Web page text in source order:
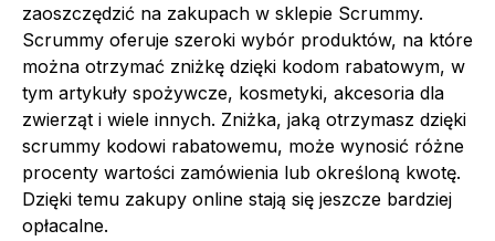
zaoszczędzić na zakupach w sklepie Scrummy.
Scrummy oferuje szeroki wybór produktów, na które
można otrzymać zniżkę dzięki kodom rabatowym, w
tym artykuły spożywcze, kosmetyki, akcesoria dla
zwierząt i wiele innych. Zniżka, jaką otrzymasz dzięki
scrummy kodowi rabatowemu, może wynosić różne
procenty wartości zamówienia lub określoną kwotę.
Dzięki temu zakupy online stają się jeszcze bardziej
opłacalne.